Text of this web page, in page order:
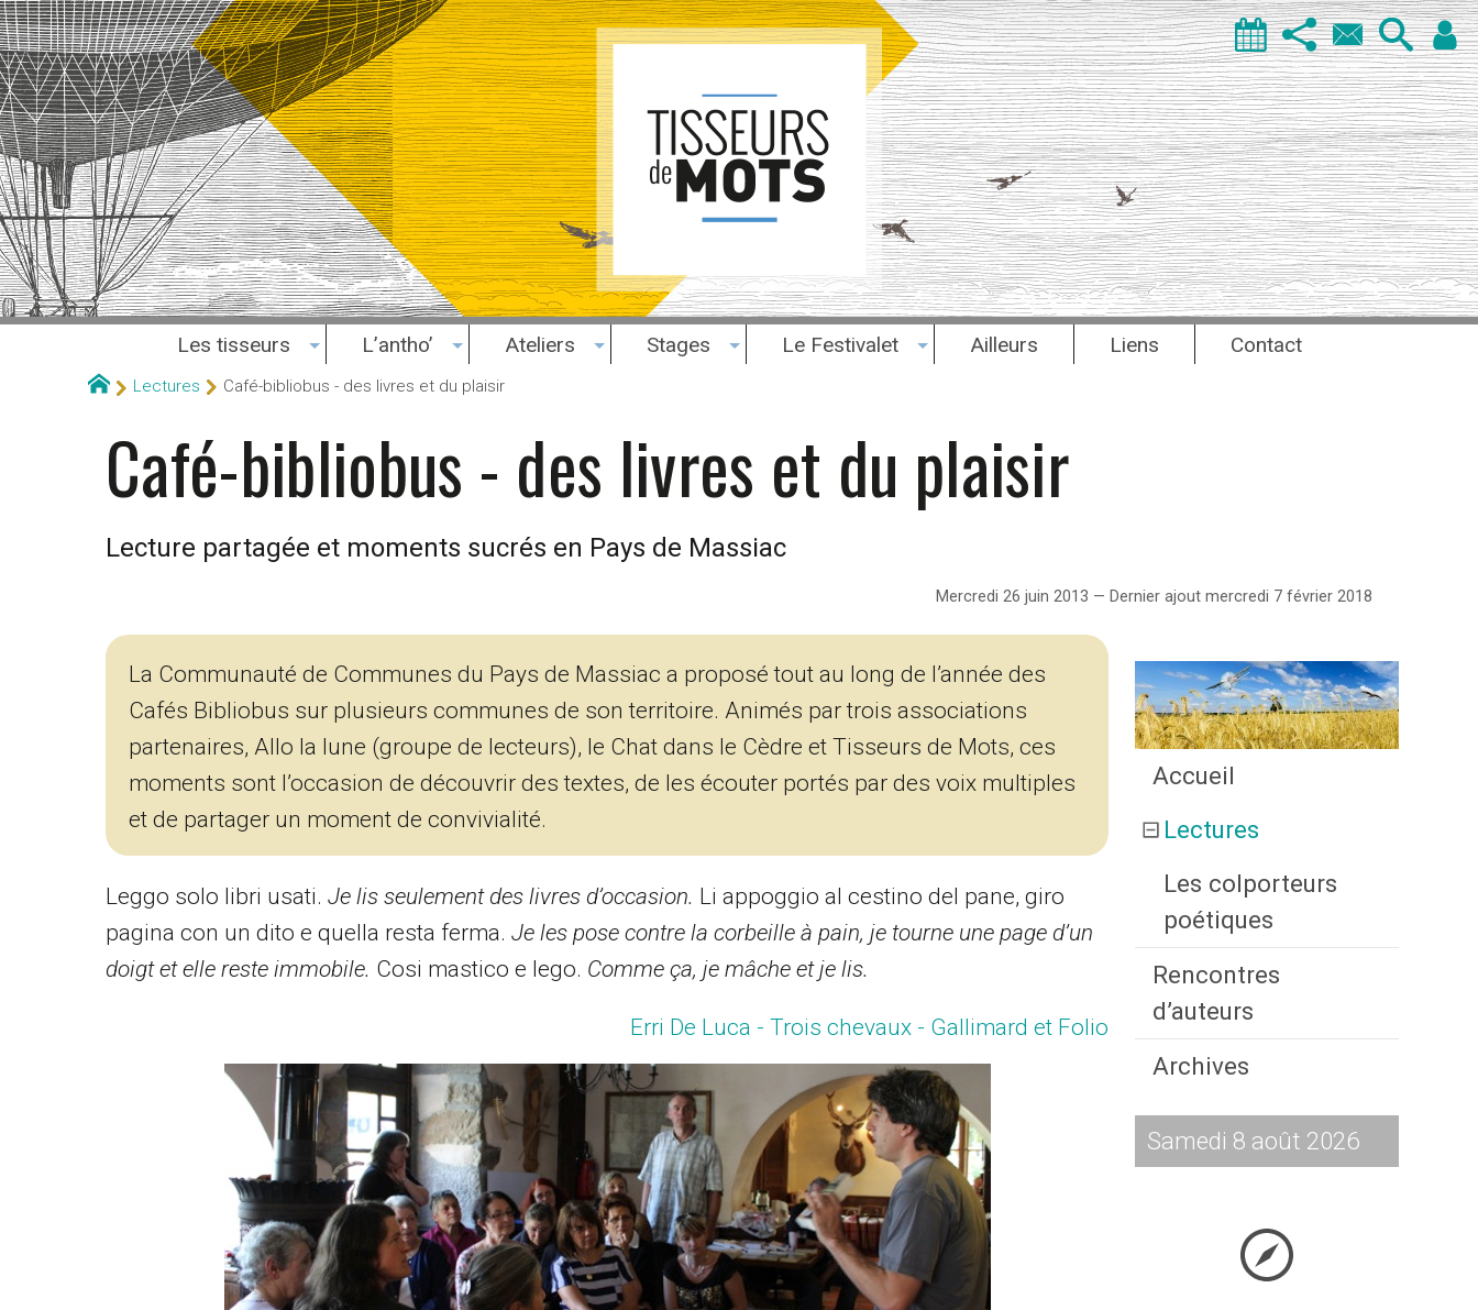
Les tisseurs L’antho’ Ateliers Stages Le Festivalet Ailleurs Liens Contact
Lectures Café-bibliobus - des livres et du plaisir
Café-bibliobus - des livres et du plaisir
Lecture partagée et moments sucrés en Pays de Massiac
Mercredi 26 juin 2013 — Dernier ajout mercredi 7 février 2018
La Communauté de Communes du Pays de Massiac a proposé tout au long de l’année des
Cafés Bibliobus sur plusieurs communes de son territoire. Animés par trois associations
partenaires, Allo la lune (groupe de lecteurs), le Chat dans le Cèdre et Tisseurs de Mots, ces
moments sont l’occasion de découvrir des textes, de les écouter portés par des voix multiples
et de partager un moment de convivialité.
Leggo solo libri usati. Je lis seulement des livres d’occasion. Li appoggio al cestino del pane, giro
pagina con un dito e quella resta ferma. Je les pose contre la corbeille à pain, je tourne une page d’un
doigt et elle reste immobile. Cosi mastico e lego. Comme ça, je mâche et je lis.
Erri De Luca - Trois chevaux - Gallimard et Folio
Accueil
Lectures
Les colporteurs
poétiques
Rencontres
d’auteurs
Archives
Samedi 8 août 2026